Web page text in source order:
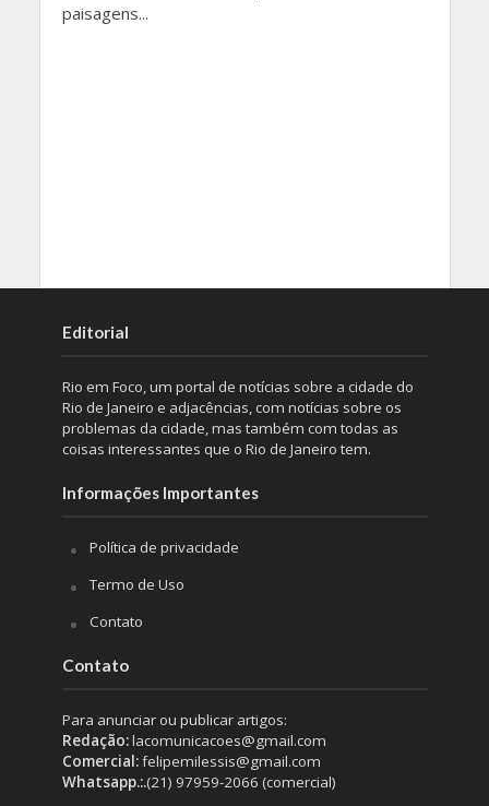
paisagens...
Editorial
Rio em Foco, um portal de notícias sobre a cidade do
Rio de Janeiro e adjacências, com notícias sobre os
problemas da cidade, mas também com todas as
coisas interessantes que o Rio de Janeiro tem.
Informações Importantes
Política de privacidade
Termo de Uso
Contato
Contato
Para anunciar ou publicar artigos:
Redação:lacomunicacoes@gmail.com
Comercial:felipemilessis@gmail.com
Whatsapp.:.(21) 97959-2066 (comercial)